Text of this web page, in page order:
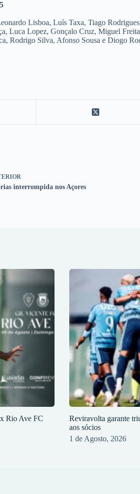
Lisboa, Luís Taxa, Tiago
Luca Lopez, Gonçalo Cruz, Miguel
Rodrigo Silva, Afonso Sousa e Diogo
interrompida nos Açores
Rio Ave FC
Reviravolta garante
aos sócios
1 de Agosto, 2026